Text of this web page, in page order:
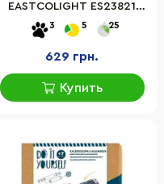
EASTCOLIGHT ES23821
(увеличение в 15 раз)
3 5 25
629 грн.
Купить